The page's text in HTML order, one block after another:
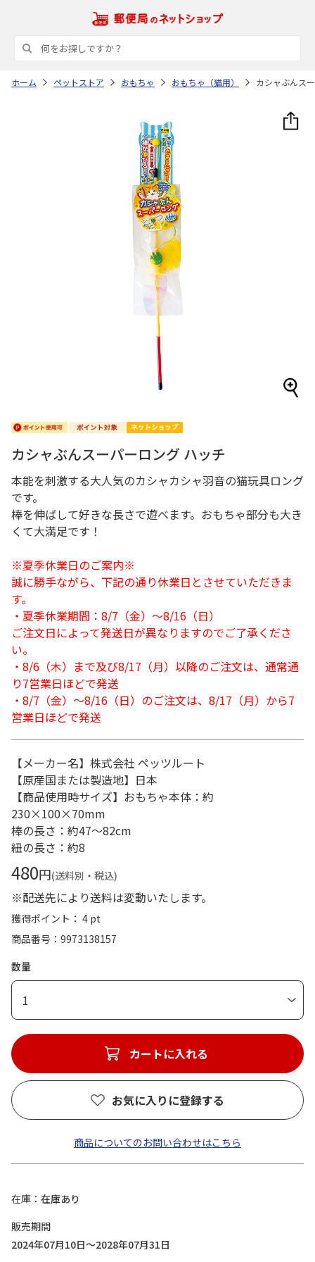
ホーム ペットストア おもちゃ おもちゃ（猫用） カシャぶんス
カシャぶんスーパーロング ハッチ
本能を刺激する大人気のカシャカシャ羽音の猫玩具ロング
です。
棒を伸ばして好きな長さで遊べます。おもちゃ部分も大き
くて大満足です！
※夏季休業日のご案内※
誠に勝手ながら、下記の通り休業日とさせていただきま
す。
・夏季休業期間：8/7（金）～8/16（日）
ご注文日によって発送日が異なりますのでご了承くださ
い。
・8/6（木）まで及び8/17（月）以降のご注文は、通常通
り7営業日ほどで発送
・8/7（金）～8/16（日）のご注文は、8/17（月）から7
営業日ほどで発送
【メーカー名】株式会社 ペッツルート
【原産国または製造地】日本
【商品使用時サイズ】おもちゃ本体：約
230×100×70mm
棒の長さ：約47～82cm
紐の長さ：約8
480円(送料別・税込)
※配送先により送料は変動いたします。
獲得ポイント： 4 pt
商品番号
9973138157
数量
1
カートに入れる
お気に入りに登録する
商品についてのお問い合わせはこちら
在庫
在庫あり
販売期間
2024年07月10日～2028年07月31日